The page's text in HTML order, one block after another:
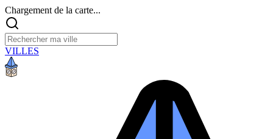
Chargement de la carte...
VILLES